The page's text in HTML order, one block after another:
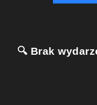
🔍 Brak